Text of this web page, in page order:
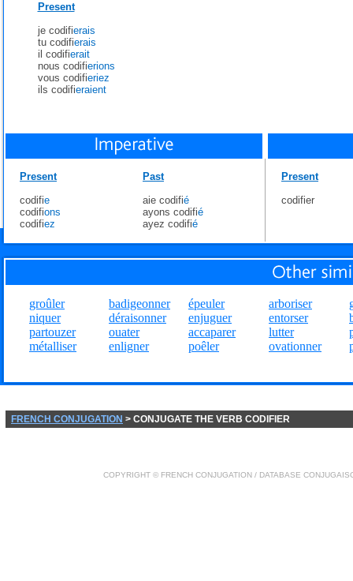
Present
je codifierais
tu codifierais
il codifierait
nous codifierions
vous codifieriez
ils codifieraient
Present
codifie
codifions
codifiez
Past
aie codifié
ayons codifié
ayez codifié
Present
codifier
groûler
niquer
partouzer
métalliser
badigeonner
déraisonner
ouater
enligner
épeuler
enjuguer
accaparer
poêler
arboriser
entorser
lutter
ovationner
FRENCH CONJUGATION > CONJUGATE THE VERB CODIFIER
COPYRIGHT © FRENCH CONJUGATION / DATABASE